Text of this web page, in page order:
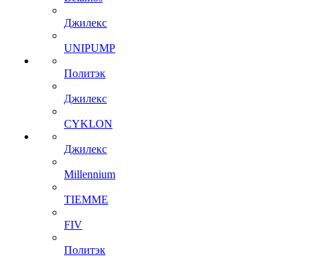
Джилекс
UNIPUMP
Политэк
Джилекс
CYKLON
Джилекс
Millennium
TIEMME
FIV
Политэк